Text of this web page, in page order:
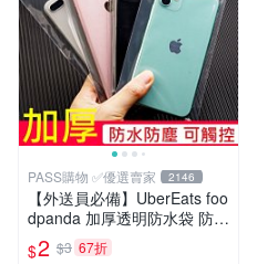
PASS購物 ✅優選賣家 2146
【外送員必備】UberEats foo
dpanda 加厚透明防水袋 防水
手機袋 手機防水袋 夾鍊袋 口
罩加厚透明
$2 $3 67折